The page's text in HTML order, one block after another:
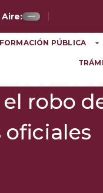
Aire: —
PÚBLICA
robo
oficiales